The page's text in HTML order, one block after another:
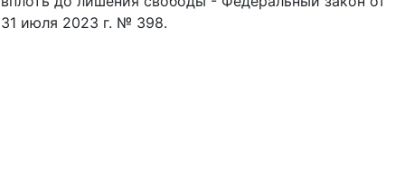
31 июля 2023 г. № 398.